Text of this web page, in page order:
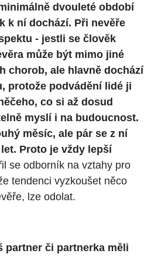
dvouleté období
k ní dochází. Při nevěře
- jestli se člověk
může být mimo jiné
chorob, ale hlavně dochází
protože podvádění lidé ji
co si až dosud
myslí i na budoucnost.
měsíc, ale pár se z ní
Proto je vždy lepší
se odborník na vztahy pro
tendenci vyzkoušet něco
lze odolat.
partner či partnerka měli